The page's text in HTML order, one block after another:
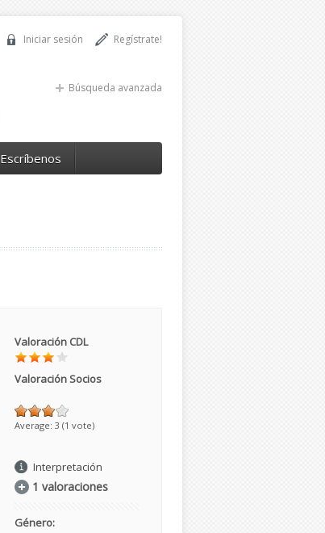
Regístrate!
Iniciar sesión
Búsqueda avanzada
Escríbenos
Valoración CDL
Valoración Socios
Average: 3 (1 vote)
Interpretación
1 valoraciones
Género: